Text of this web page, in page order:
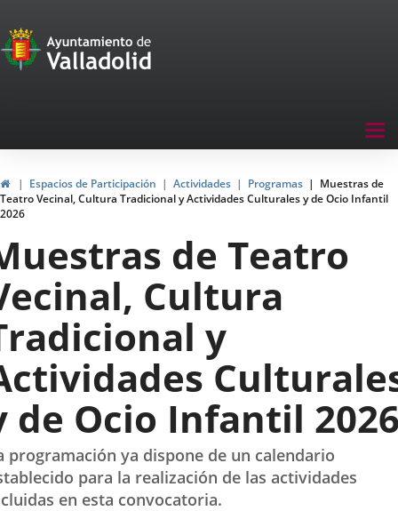
Portal
de
navegación
InicioEspacios de Participación Actividades Programas
Muestras de
Teatro Vecinal, Cultura Tradicional y Actividades Culturales y de Ocio Infantil
2026
de Teatro
Cultura
y
de Ocio Infantil
programación ya dispone de un calendario
para la realización de las actividades
en esta convocatoria.